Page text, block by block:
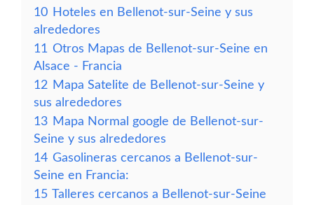
10 Hoteles en Bellenot-sur-Seine y sus
alrededores
11 Otros Mapas de Bellenot-sur-Seine en
Alsace - Francia
12 Mapa Satelite de Bellenot-sur-Seine y
sus alrededores
13 Mapa Normal google de Bellenot-sur-
Seine y sus alrededores
14 Gasolineras cercanos a Bellenot-sur-
Seine en Francia:
15 Talleres cercanos a Bellenot-sur-Seine